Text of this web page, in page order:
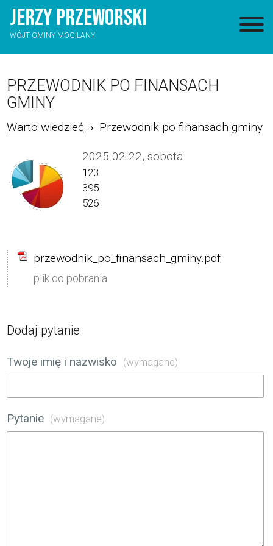
JERZYPRZEWORSKI
WÓJT GMINY MOGILANY
PRZEWODNIK PO FINANSACH
GMINY
Warto wiedzieć Przewodnik po finansach gminy
2025.02.22, sobota
123
395
526
przewodnik_po_finansach_gminy.pdf
plik do pobrania
Dodaj pytanie
Twoje imię i nazwisko (wymagane)
Pytanie (wymagane)